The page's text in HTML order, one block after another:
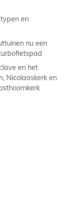
en
nu een
en het
Nicolaaskerk en